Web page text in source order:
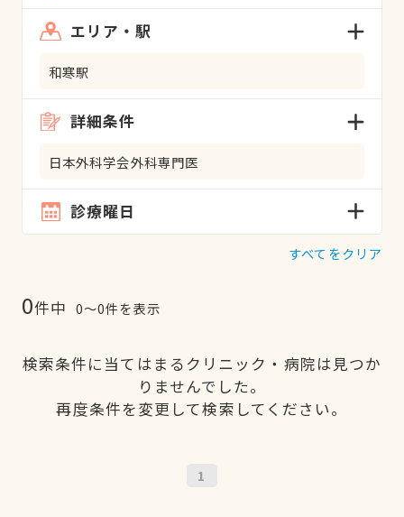
エリア・駅
和寒駅
詳細条件
日本外科学会外科専門医
診療曜日
すべてをクリア
0件中 0〜0件を表示
検索条件に当てはまるクリニック・病院は見つか
りませんでした。
再度条件を変更して検索してください。
1